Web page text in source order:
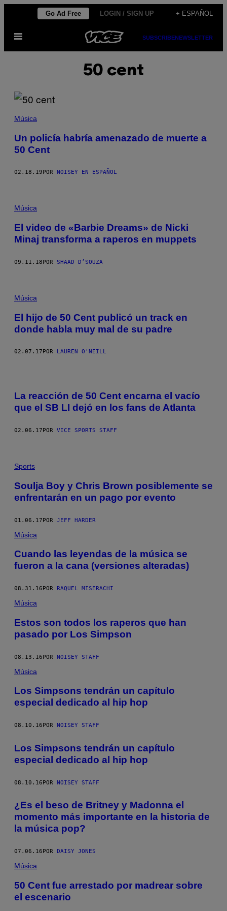
contenido
Go Ad Free LOGIN / SIGN UP + ESPAÑOL
Abrir
SUBSCRIBENEWSLETTER
50 cent
Música
Un policía habría amenazado de muerte a
50 Cent
02.18.19 POR NOISEY EN ESPAÑOL
Música
El video de «Barbie Dreams» de Nicki
Minaj transforma a raperos en muppets
09.11.18POR SHAAD D’SOUZA
Música
El hijo de 50 Cent publicó un track en
donde habla muy mal de su padre
02.07.17 POR LAUREN O'NEILL
La reacción de 50 Cent encarna el vacío
que el SB LI dejó en los fans de Atlanta
02.06.17POR VICE SPORTS STAFF
Sports
Soulja Boy y Chris Brown posiblemente se
enfrentarán en un pago por evento
01.06.17POR JEFF HARDER
Música
Cuando las leyendas de la música se
fueron a la cana (versiones alteradas)
08.31.16 POR RAQUEL MISERACHI
Música
Estos son todos los raperos que han
pasado por Los Simpson
08.13.16POR NOISEY STAFF
Música
Los Simpsons tendrán un capítulo
especial dedicado al hip hop
08.10.16 POR NOISEY STAFF
Los Simpsons tendrán un capítulo
especial dedicado al hip hop
08.10.16POR NOISEY STAFF
¿Es el beso de Britney y Madonna el
momento más importante en la historia de
la música pop?
07.06.16 POR DAISY JONES
Música
50 Cent fue arrestado por madrear sobre
el escenario